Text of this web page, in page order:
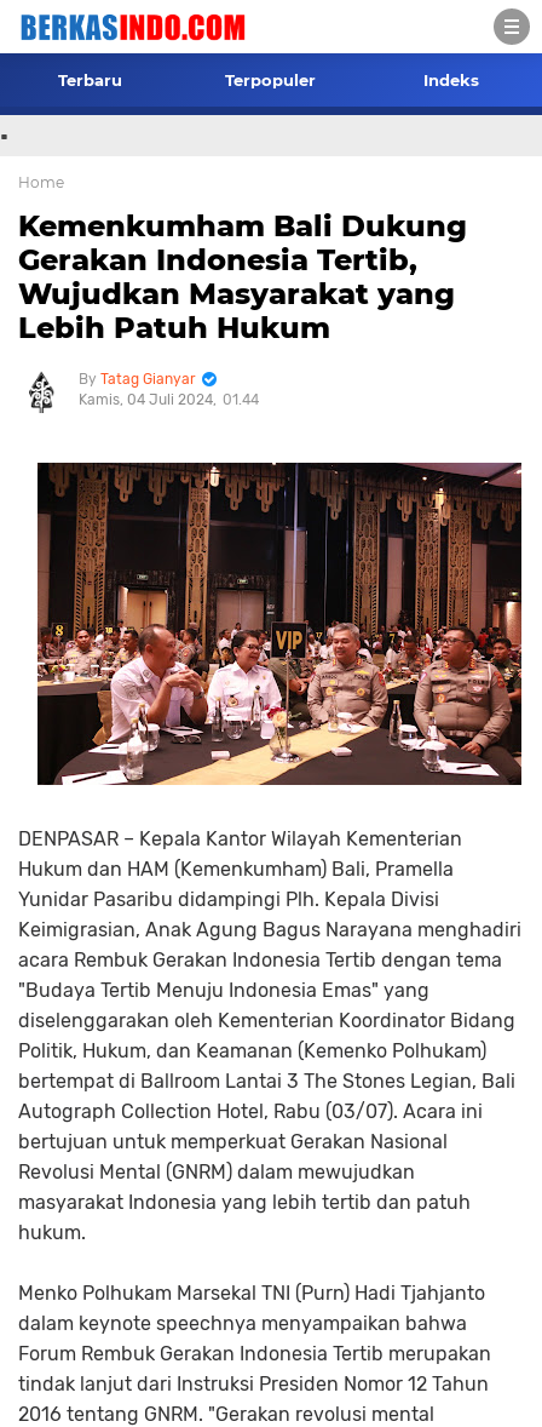
Terbaru Terpopuler Indeks
.
Home
Kemenkumham Bali Dukung
Gerakan Indonesia Tertib,
Wujudkan Masyarakat yang
Lebih Patuh Hukum
Tatag Gianyar
Kamis, 04 Juli 2024 01.44
DENPASAR – Kepala Kantor Wilayah Kementerian
Hukum dan HAM (Kemenkumham) Bali, Pramella
Yunidar Pasaribu didampingi Plh. Kepala Divisi
Keimigrasian, Anak Agung Bagus Narayana menghadiri
acara Rembuk Gerakan Indonesia Tertib dengan tema
"Budaya Tertib Menuju Indonesia Emas" yang
diselenggarakan oleh Kementerian Koordinator Bidang
Politik, Hukum, dan Keamanan (Kemenko Polhukam)
bertempat di Ballroom Lantai 3 The Stones Legian, Bali
Autograph Collection Hotel, Rabu (03/07). Acara ini
bertujuan untuk memperkuat Gerakan Nasional
Revolusi Mental (GNRM) dalam mewujudkan
masyarakat Indonesia yang lebih tertib dan patuh
hukum.
Menko Polhukam Marsekal TNI (Purn) Hadi Tjahjanto
dalam keynote speechnya menyampaikan bahwa
Forum Rembuk Gerakan Indonesia Tertib merupakan
tindak lanjut dari Instruksi Presiden Nomor 12 Tahun
2016 tentang GNRM. "Gerakan revolusi mental